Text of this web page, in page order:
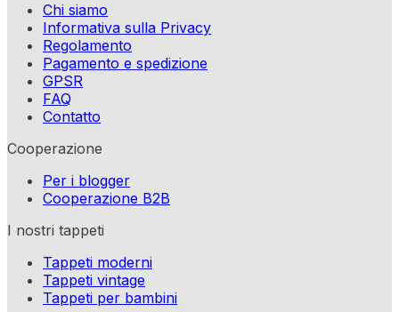
Chi siamo
Informativa sulla Privacy
Regolamento
Pagamento e spedizione
GPSR
FAQ
Contatto
Cooperazione
Per i blogger
Cooperazione B2B
I nostri tappeti
Tappeti moderni
Tappeti vintage
Tappeti per bambini